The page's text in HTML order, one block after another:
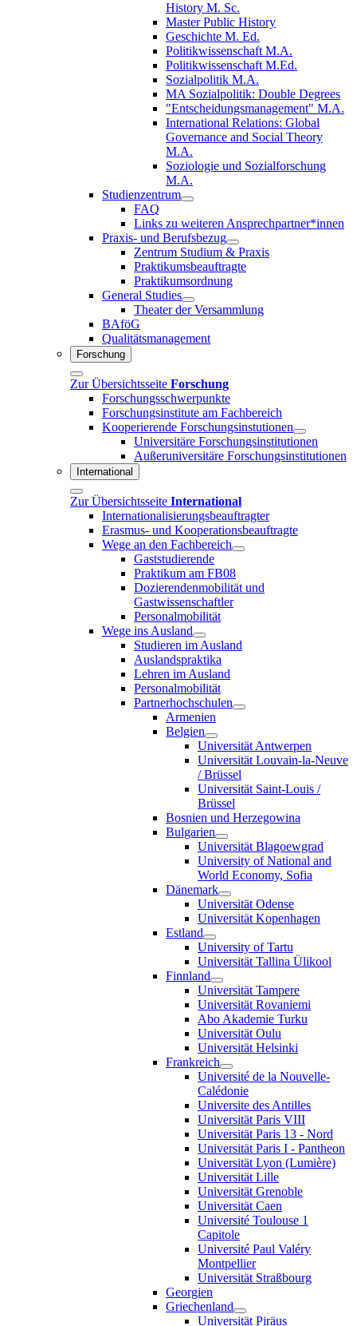
History M. Sc.
Master Public History
Geschichte M. Ed.
Politikwissenschaft M.A.
Politikwissenschaft M.Ed.
Sozialpolitik M.A.
MA Sozialpolitik: Double Degrees
"Entscheidungsmanagement" M.A.
International Relations: Global
Governance and Social Theory
M.A.
Soziologie und Sozialforschung
M.A.
Studienzentrum
FAQ
Links zu weiteren Ansprechpartner*innen
Praxis- und Berufsbezug
Zentrum Studium & Praxis
Praktikumsbeauftragte
Praktikumsordnung
General Studies
Theater der Versammlung
BAföG
Qualitätsmanagement
Forschung
Zur Übersichtsseite Forschung
Forschungsschwerpunkte
Forschungsinstitute am Fachbereich
Kooperierende Forschungsinstutionen
Universitäre Forschungsinstitutionen
Außeruniversitäre Forschungsinstitutionen
International
Zur Übersichtsseite International
Internationalisierungsbeauftragter
Erasmus- und Kooperationsbeauftragte
Wege an den Fachbereich
Gaststudierende
Praktikum am FB08
Dozierendenmobilität und
Gastwissenschaftler
Personalmobilität
Wege ins Ausland
Studieren im Ausland
Auslandspraktika
Lehren im Ausland
Personalmobilität
Partnerhochschulen
Armenien
Belgien
Universität Antwerpen
Universität Louvain-la-Neuve
/ Brüssel
Universität Saint-Louis /
Brüssel
Bosnien und Herzegowina
Bulgarien
Universität Blagoewgrad
University of National and
World Economy, Sofia
Dänemark
Universität Odense
Universität Kopenhagen
Estland
University of Tartu
Universität Tallina Ülikool
Finnland
Universität Tampere
Universität Rovaniemi
Abo Akademie Turku
Universität Oulu
Universität Helsinki
Frankreich
Université de la Nouvelle-
Calédonie
Universite des Antilles
Universität Paris VIII
Universität Paris 13 - Nord
Universität Paris I - Pantheon
Universität Lyon (Lumière)
Universität Lille
Universität Grenoble
Universität Caen
Université Toulouse 1
Capitole
Université Paul Valéry
Montpellier
Universität Straßbourg
Georgien
Griechenland
Universität Piräus